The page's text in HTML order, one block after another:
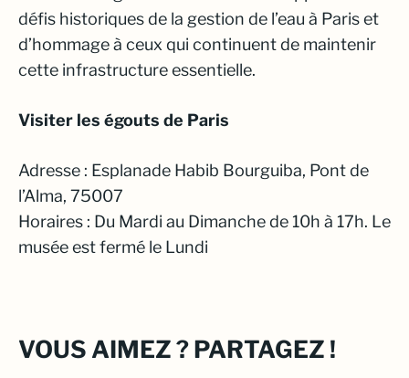
défis historiques de la gestion de l’eau à Paris et
d’hommage à ceux qui continuent de maintenir
cette infrastructure essentielle.
Visiter les égouts de Paris
Adresse : Esplanade Habib Bourguiba, Pont de
l’Alma, 75007
Horaires : Du Mardi au Dimanche de 10h à 17h. Le
musée est fermé le Lundi
VOUS AIMEZ ? PARTAGEZ !